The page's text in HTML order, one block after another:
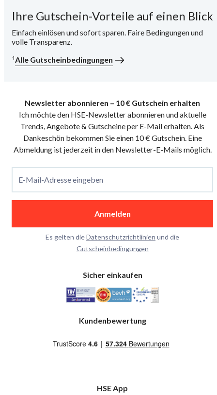
Ihre Gutschein-Vorteile auf einen Blick
Einfach einlösen und sofort sparen. Faire Bedingungen und
volle Transparenz.
1Alle Gutscheinbedingungen
Newsletter abonnieren – 10 € Gutschein erhalten
Ich möchte den HSE-Newsletter abonnieren und aktuelle
Trends, Angebote & Gutscheine per E-Mail erhalten. Als
Dankeschön bekommen Sie einen 10 € Gutschein. Eine
Abmeldung ist jederzeit in den Newsletter-E-Mails möglich.
E-Mail-Adresse eingeben
Anmelden
Es gelten dieDatenschutzrichtlinien und die
Gutscheinbedingungen
Sicher einkaufen
Kundenbewertung
HSE App